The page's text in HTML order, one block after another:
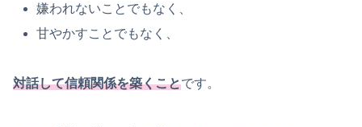
嫌われないことでもなく、
甘やかすことでもなく、
対話して信頼関係を築くことです。